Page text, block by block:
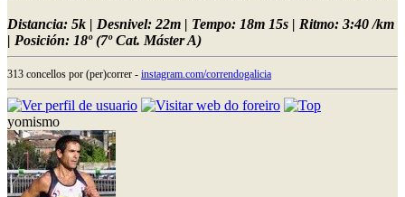
Distancia: 5k | Desnivel: 22m | Tempo: 18m 15s | Ritmo: 3:40 /km
| Posición: 18º (7º Cat. Máster A)
313 concellos por (per)correr - instagram.com/correndogalicia
yomismo